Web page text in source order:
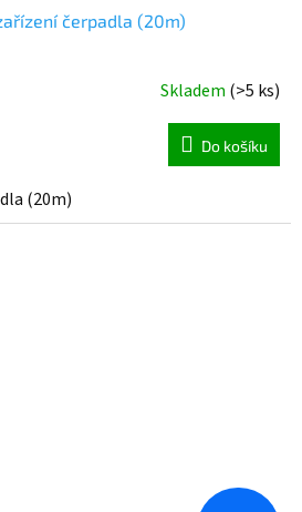
čerpadla (20m)
Skladem (>5 ks)
Do košíku
(20m)